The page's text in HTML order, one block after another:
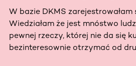
W bazie DKMS zarejestrowałam
Wiedziałam że jest mnóstwo
pewnej rzeczy, której nie da się
bezinteresownie otrzymać od